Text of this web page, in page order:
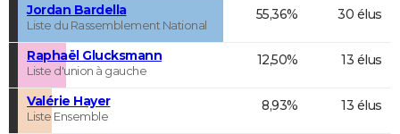
Jordan Bardella
Liste du Rassemblement National
55,36% 30 élus
Raphaël Glucksmann
Liste d'union à gauche
12,50% 13 élus
Valérie Hayer
Liste Ensemble
8,93% 13 élus